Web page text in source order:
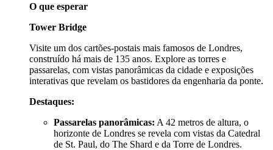
O que esperar
Tower Bridge
Visite um dos cartões-postais mais famosos de Londres,
construído há mais de 135 anos. Explore as torres e
passarelas, com vistas panorâmicas da cidade e exposições
interativas que revelam os bastidores da engenharia da ponte.
Destaques:
Passarelas panorâmicas: A 42 metros de altura, o
horizonte de Londres se revela com vistas da Catedral
de St. Paul, do The Shard e da Torre de Londres.